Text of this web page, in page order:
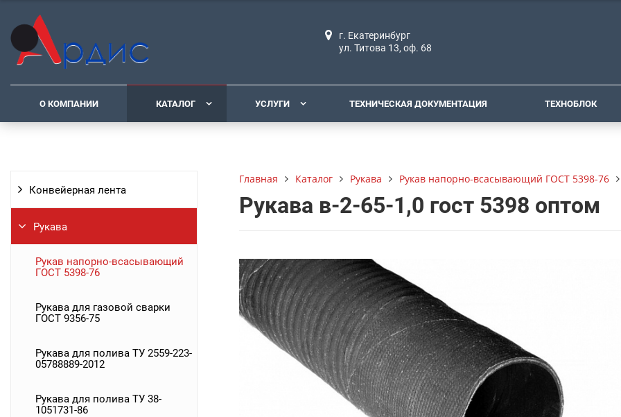
г. Екатеринбург
ул. Титова 13, оф. 68
О КОМПАНИИ КАТАЛОГ УСЛУГИ ТЕХНИЧЕСКАЯ ДОКУМЕНТАЦИЯ ТЕХНОБЛОК
Конвейерная лента
Рукава
Рукав напорно-всасывающий
ГОСТ 5398-76
Рукава для газовой сварки
ГОСТ 9356-75
Рукава для полива ТУ 2559-223-
05788889-2012
Рукава для полива ТУ 38-
1051731-86
Главная Каталог Рукава Рукав напорно-всасывающий ГОСТ 5398-76
Рукава в-2-65-1,0 гост 5398 оптом